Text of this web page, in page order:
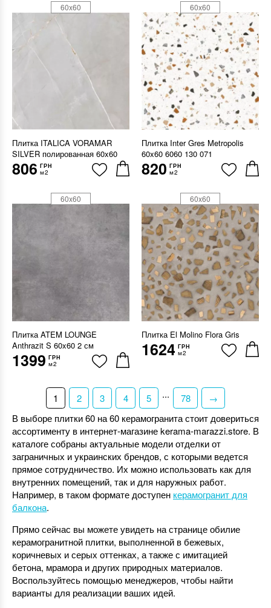
Плитка ITALICA VORAMAR
SILVER полированная 60x60
806 ГРН
м2
60x60
Плитка Inter Gres Metropolis
60x60 6060 130 071
820 ГРН
м2
60x60
Плитка ATEM LOUNGE
Anthrazit S 60x60 2 см
1399 ГРН
м2
60x60
Плитка El Molino Flora Gris
1624 ГРН
м2
60x60
1 2 3 4 5 ... 78
→
В выборе плитки 60 на 60 керамогранита стоит довериться
ассортименту в интернет-магазине kerama-marazzi.store. В
каталоге собраны актуальные модели отделки от
заграничных и украинских брендов, с которыми ведется
прямое сотрудничество. Их можно использовать как для
внутренних помещений, так и для наружных работ.
Например, в таком формате доступен керамогранит для
балкона.
Прямо сейчас вы можете увидеть на странице обилие
керамогранитной плитки, выполненной в бежевых,
коричневых и серых оттенках, а также с имитацией
бетона, мрамора и других природных материалов.
Воспользуйтесь помощью менеджеров, чтобы найти
варианты для реализации ваших идей.